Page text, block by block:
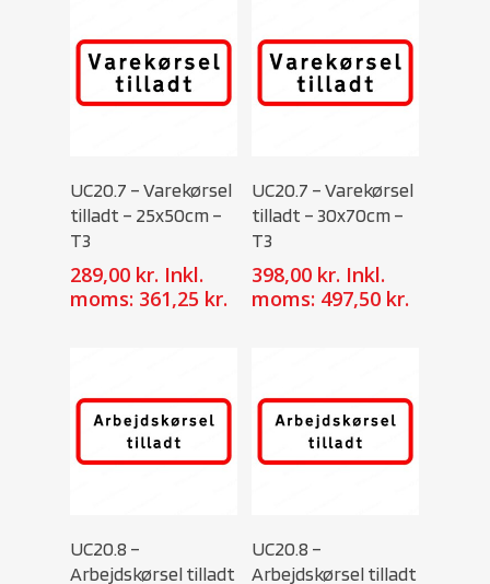
UC20.7 – Varekørsel
tilladt – 25x50cm –
T3
289,00 kr. Inkl.
moms: 361,25 kr.
UC20.7 – Varekørsel
tilladt – 30x70cm –
T3
398,00 kr. Inkl.
moms: 497,50 kr.
UC20.8 –
Arbejdskørsel tilladt
UC20.8 –
Arbejdskørsel tilladt